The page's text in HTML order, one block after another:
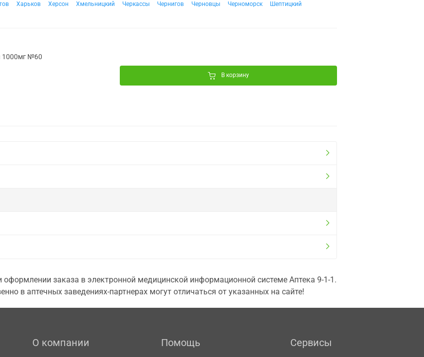
Харьков Херсон Хмельницкий Черкассы Чернигов Черновцы Черноморск Шептицкий
1000мг №60
В корзину
заказа в электронной медицинской информационной системе Аптека 9-1-1.
в аптечных заведениях-партнерах могут отличаться от указанных на сайте!
О компании Помощь Сервисы